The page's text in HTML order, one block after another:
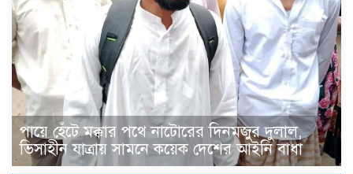
পায়ে হেঁটে মক্কার পথে নাটোরের দিনমজুর দুলাল,
ভিসাহীন যাত্রায় সামনে কয়েক দেশের আইনি বাধা